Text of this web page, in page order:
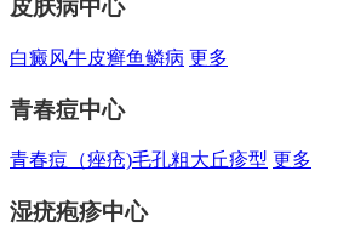
皮肤病中心
白癜风牛皮癣鱼鳞病 更多
青春痘中心
青春痘（痤疮)毛孔粗大 丘疹型 更多
湿疣疱疹中心